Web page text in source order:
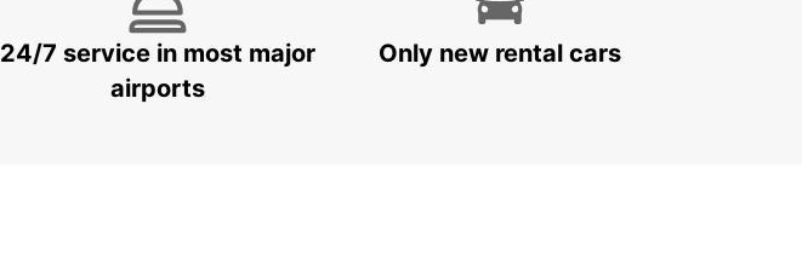
24/7 service in most major
airports
Only new rental cars